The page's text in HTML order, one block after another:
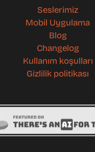
Seslerimiz
Mobil Uygulama
Blog
Changelog
Kullanım koşulları
Gizlilik politikası